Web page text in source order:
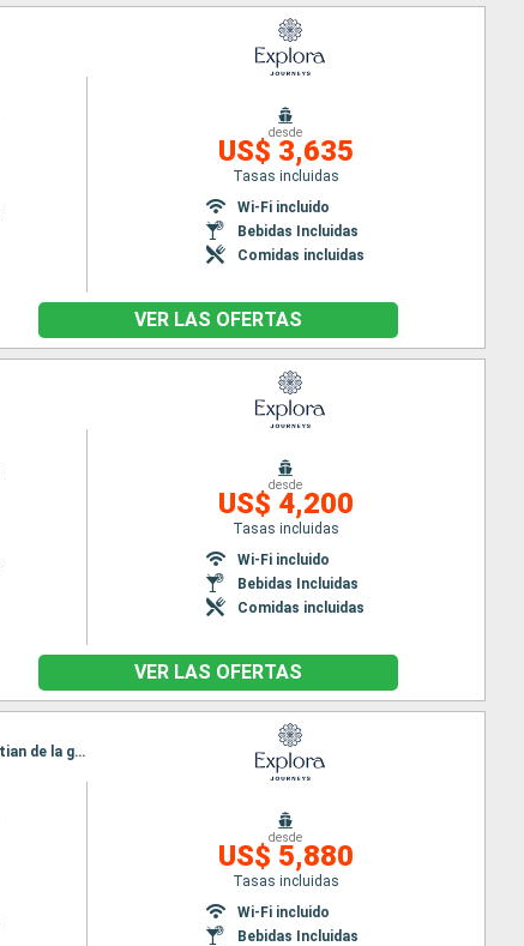
desde
US$ 3,635
Tasas incluidas
Wi-Fi incluido
Bebidas Incluidas
Comidas incluidas
VER LAS OFERTAS
desde
US$ 4,200
Tasas incluidas
Wi-Fi incluido
Bebidas Incluidas
Comidas incluidas
VER LAS OFERTAS
Itinerario : Barcelona, Ceuta, Casablanca, Arrecife (Lanzarote), Santa Cruz de Tenerife, San Sebastian de la gomera, Funchal, Lisboa
desde
US$ 5,880
Tasas incluidas
Wi-Fi incluido
Bebidas Incluidas